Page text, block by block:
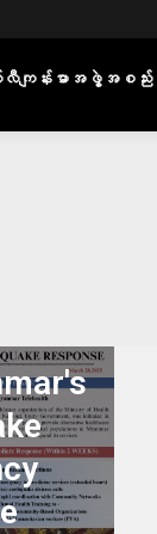
ကျန်းမာအဖွဲ့အစည်း